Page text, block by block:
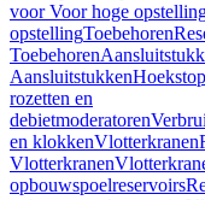
voor Voor hoge
opstellingToebehoren
Toebehoren
Aansluitstukken
rozetten en
debietmoderatoren
en klokkenVlotterkranen
Vlotterkranen
opbouwspoelreservoirs